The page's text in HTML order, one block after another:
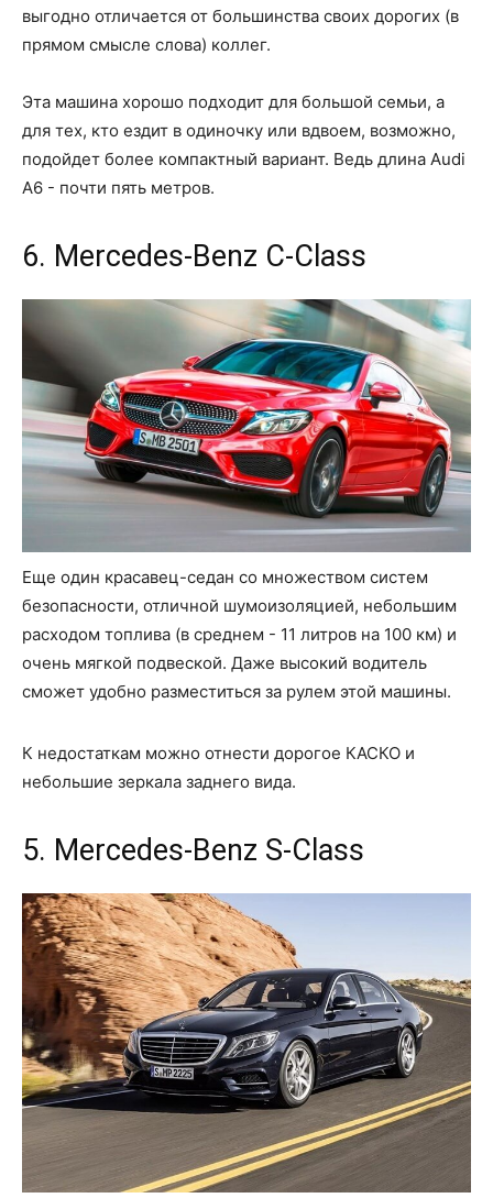
выгодно отличается от большинства своих дорогих (в
прямом смысле слова) коллег.
Эта машина хорошо подходит для большой семьи, а
для тех, кто ездит в одиночку или вдвоем, возможно,
подойдет более компактный вариант. Ведь длина Audi
A6 - почти пять метров.
6. Mercedes-Benz C-Class
Еще один красавец-седан со множеством систем
безопасности, отличной шумоизоляцией, небольшим
расходом топлива (в среднем - 11 литров на 100 км) и
очень мягкой подвеской. Даже высокий водитель
сможет удобно разместиться за рулем этой машины.
К недостаткам можно отнести дорогое КАСКО и
небольшие зеркала заднего вида.
5. Mercedes-Benz S-Class